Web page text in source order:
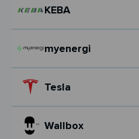
KEBA
myenergi
Tesla
Wallbox